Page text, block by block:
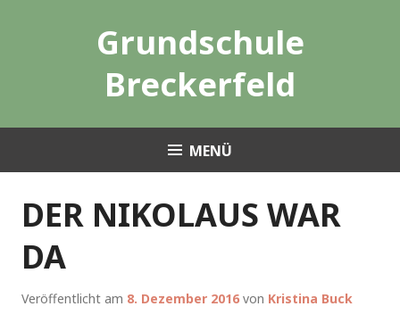
Grundschule
Breckerfeld
MENÜ
DER NIKOLAUS WAR
DA
Veröffentlicht am 8. Dezember 2016 von Kristina Buck